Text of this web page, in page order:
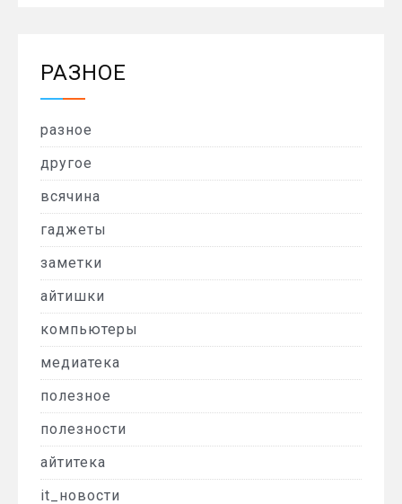
РАЗНОЕ
разное
другое
всячина
гаджеты
заметки
айтишки
компьютеры
медиатека
полезное
полезности
айтитека
it_новости